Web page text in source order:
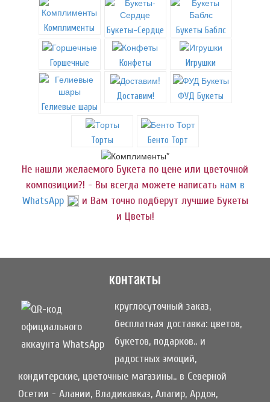
Комплименты Букеты-Сердце Букеты Баблс
Горшечные Конфеты Игрушки
Гелиевые шары
Доставим! ФУД Букеты
Торты Бенто Торт
Не нашли желаемого Букета по цене или цветочной
композиции?! - Вы всегда можете написать нам в
WhatsApp
и Вам точно подберут лучшие Букеты
и Цветы!
контакты
круглосуточный заказ,
бесплатная доставка: цветов,
букетов, подарков.. и
радостных эмоций,
кондитерские, цветочные магазины.. в Северной
Осетии - Алании, Владикавказ, Алагир, Ардон,